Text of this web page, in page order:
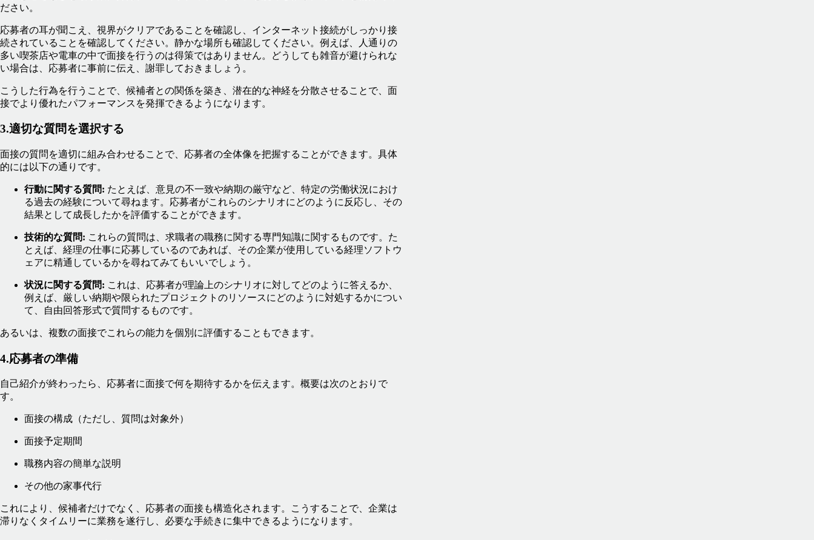
ださい。
応募者の耳が聞こえ、視界がクリアであることを確認し、インターネット接続がしっかり接
続されていることを確認してください。静かな場所も確認してください。例えば、人通りの
多い喫茶店や電車の中で面接を行うのは得策ではありません。どうしても雑音が避けられな
い場合は、応募者に事前に伝え、謝罪しておきましょう。
こうした行為を行うことで、候補者との関係を築き、潜在的な神経を分散させることで、面
接でより優れたパフォーマンスを発揮できるようになります。
3.適切な質問を選択する
面接の質問を適切に組み合わせることで、応募者の全体像を把握することができます。具体
的には以下の通りです。
行動に関する質問: たとえば、意見の不一致や納期の厳守など、特定の労働状況におけ
る過去の経験について尋ねます。応募者がこれらのシナリオにどのように反応し、その
結果として成長したかを評価することができます。
技術的な質問: これらの質問は、求職者の職務に関する専門知識に関するものです。た
とえば、経理の仕事に応募しているのであれば、その企業が使用している経理ソフトウ
ェアに精通しているかを尋ねてみてもいいでしょう。
状況に関する質問: これは、応募者が理論上のシナリオに対してどのように答えるか、
例えば、厳しい納期や限られたプロジェクトのリソースにどのように対処するかについ
て、自由回答形式で質問するものです。
あるいは、複数の面接でこれらの能力を個別に評価することもできます。
4.応募者の準備
自己紹介が終わったら、応募者に面接で何を期待するかを伝えます。概要は次のとおりで
す。
面接の構成（ただし、質問は対象外）
面接予定期間
職務内容の簡単な説明
その他の家事代行
これにより、候補者だけでなく、応募者の面接も構造化されます。こうすることで、企業は
滞りなくタイムリーに業務を遂行し、必要な手続きに集中できるようになります。